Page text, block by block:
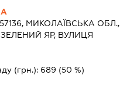
МИКОЛАЇВСЬКА ОБЛ.,
ЯР, ВУЛИЦЯ
(грн.): 689 (50 %)